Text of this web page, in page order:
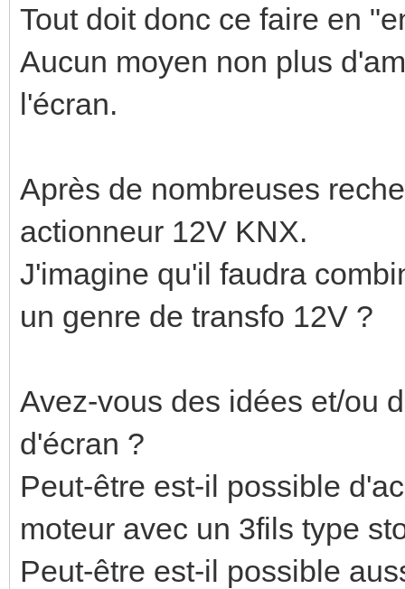
Tout doit donc ce faire en
Aucun moyen non plus
l'écran.
Après de nombreuses
actionneur 12V KNX.
J'imagine qu'il faudra
un genre de transfo 12V ?
Avez-vous des idées et/ou
d'écran ?
Peut-être est-il possible
moteur avec un 3fils type
Peut-être est-il possible